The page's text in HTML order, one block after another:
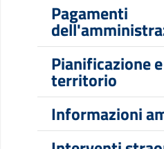
Pagamenti
Pianificazione
territorio
Informazioni